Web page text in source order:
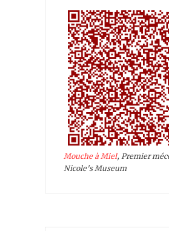
Mouche à Miel, Premier
Nicole's Museum